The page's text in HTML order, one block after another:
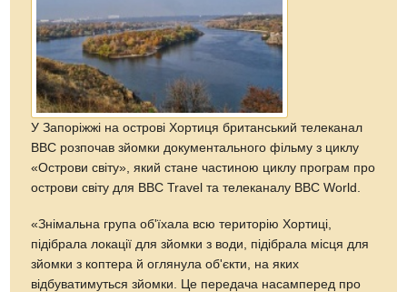
У Запоріжжі на острові Хортиця британський телеканал
ВВС розпочав зйомки документального фільму з циклу
«Острови світу», який стане частиною циклу програм про
острови світу для BBC Travel та телеканалу BBC World.
«Знімальна група об'їхала всю територію Хортиці,
підібрала локації для зйомки з води, підібрала місця для
зйомки з коптера й оглянула об'єкти, на яких
відбуватимуться зйомки. Це передача насамперед про